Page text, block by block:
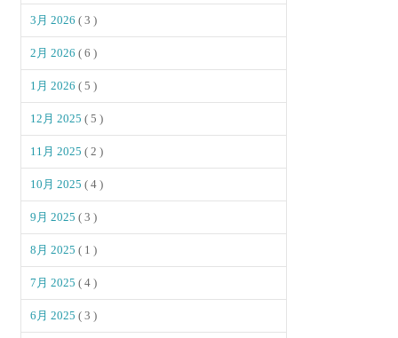
3月 2026( 3 )
2月 2026( 6 )
1月 2026( 5 )
12月 2025( 5 )
11月 2025( 2 )
10月 2025( 4 )
9月 2025( 3 )
8月 2025( 1 )
7月 2025( 4 )
6月 2025( 3 )